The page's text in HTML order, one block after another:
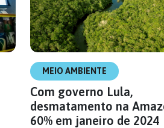
MEIO AMBIENTE
Com governo Lula,
desmatamento na
60% em janeiro de 2024